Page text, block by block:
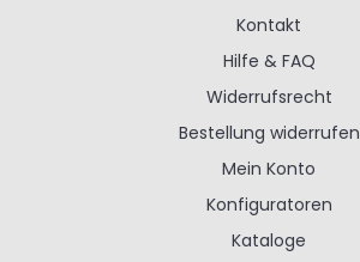
Kontakt
Hilfe & FAQ
Widerrufsrecht
Bestellung widerrufen
Mein Konto
Konfiguratoren
Kataloge